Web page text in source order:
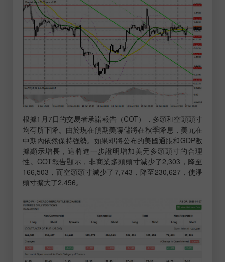
根據1月7日的交易者承諾報告（COT），多頭和空頭頭寸
均有所下降。由於現在預期美聯儲將在秋季降息，美元在
中期內依然保持強勢。如果即將公布的美國通脹和GDP數
據顯示增長，這將進一步證明增加美元多頭頭寸的合理
性。COT報告顯示，非商業多頭頭寸減少了2,303，降至
166,503，而空頭頭寸減少了7,743，降至230,627，使淨
頭寸擴大了2,456。